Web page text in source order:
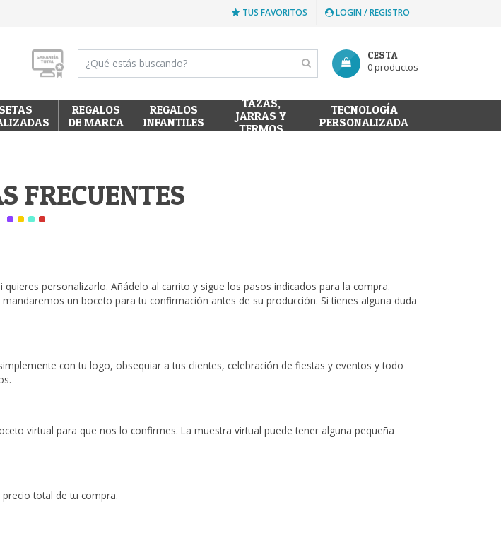
LOGIN / REGISTRO
TUS FAVORITOS
CESTA
0 productos
REGALOS
DE MARCA
REGALOS
INFANTILES
TAZAS,
JARRAS Y
TERMOS
TECNOLOGÍA
PERSONALIZADA
FRECUENTES
personalizarlo. Añádelo al carrito y sigue los pasos indicados para la compra.
un boceto para tu confirmación antes de su producción. Si tienes alguna duda
con tu logo, obsequiar a tus clientes, celebración de fiestas y eventos y todo
virtual para que nos lo confirmes. La muestra virtual puede tener alguna pequeña
total de tu compra.